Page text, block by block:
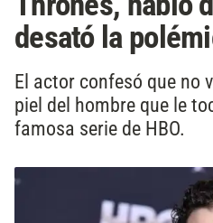
desató la
El actor confesó que no
piel del hombre que le
famosa serie de HBO.